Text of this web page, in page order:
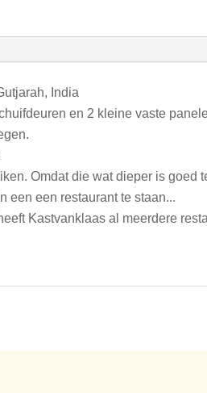
India
en 2 kleine vaste
Omdat die wat dieper is goed
een een restaurant te staan...
Kastvanklaas al meerdere